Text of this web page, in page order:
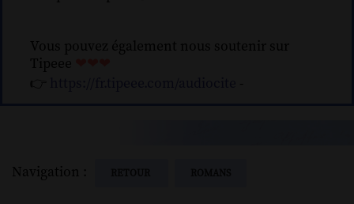
Vous pouvez également nous soutenir sur
Tipeee
👉
-
Navigation :